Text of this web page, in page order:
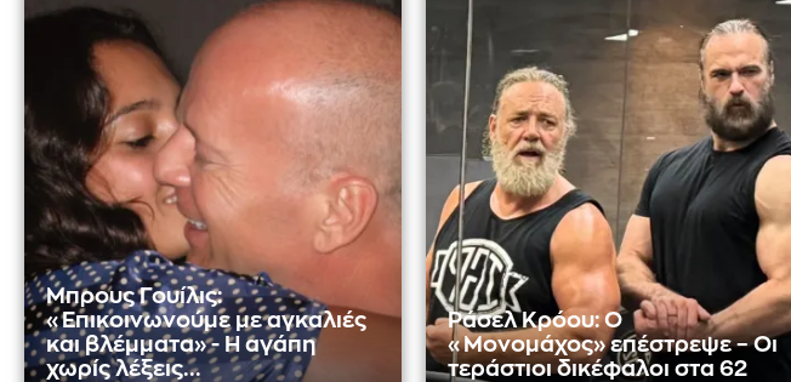
Μπρους Γουίλις:
«Επικοινωνούμε με αγκαλιές
και βλέμματα» - Η αγάπη
χωρίς λέξεις...
Ράσελ Κρόου: Ο
«Μονομάχος» επέστρεψε – Οι
τεράστιοι δικέφαλοι στα 62